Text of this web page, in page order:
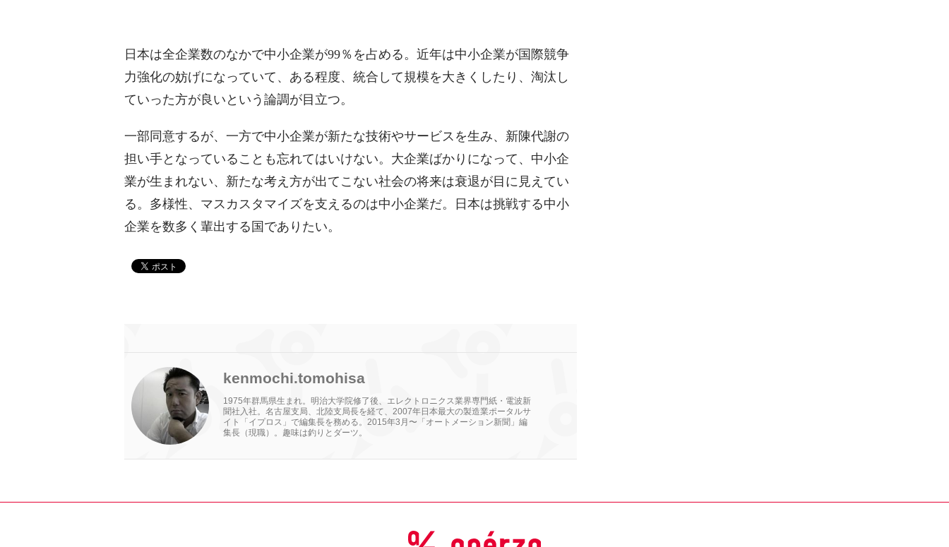
日本は全企業数のなかで中小企業が99％を占める。近年は中小企業が国際競争
力強化の妨げになっていて、ある程度、統合して規模を大きくしたり、淘汰し
ていった方が良いという論調が目立つ。
一部同意するが、一方で中小企業が新たな技術やサービスを生み、新陳代謝の
担い手となっていることも忘れてはいけない。大企業ばかりになって、中小企
業が生まれない、新たな考え方が出てこない社会の将来は衰退が目に見えてい
る。多様性、マスカスタマイズを支えるのは中小企業だ。日本は挑戦する中小
企業を数多く輩出する国でありたい。
kenmochi.tomohisa
1975年群馬県生まれ。明治大学院修了後、エレクトロニクス業界専門紙・電波新
聞社入社。名古屋支局、北陸支局長を経て、2007年日本最大の製造業ポータルサ
イト「イプロス」で編集長を務める。2015年3月〜「オートメーション新聞」編
集長（現職）。趣味は釣りとダーツ。